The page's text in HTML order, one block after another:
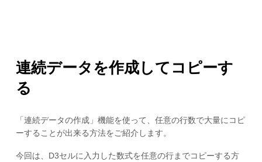
連続データを作成してコピーす
る
「連続データの作成」機能を使って、任意の行数で大量にコピ
ーすることが出来る方法をご紹介します。
今回は、D3セルに入力した数式を任意の行までコピーする方